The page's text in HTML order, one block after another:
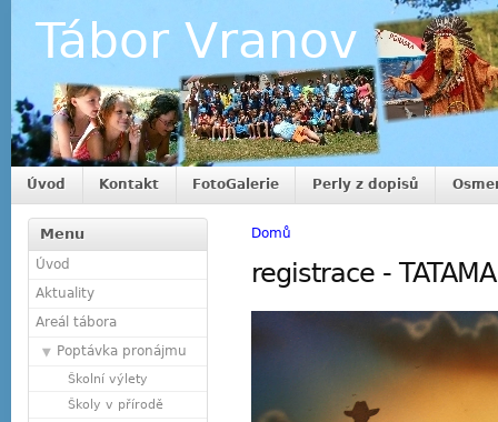
Tábor Vranov
Úvod Kontakt FotoGalerie Perly z dopisů
Menu
Úvod
Aktuality
Areál tábora
Poptávka pronájmu
Školní výlety
Školy v přírodě
Domů
registrace -